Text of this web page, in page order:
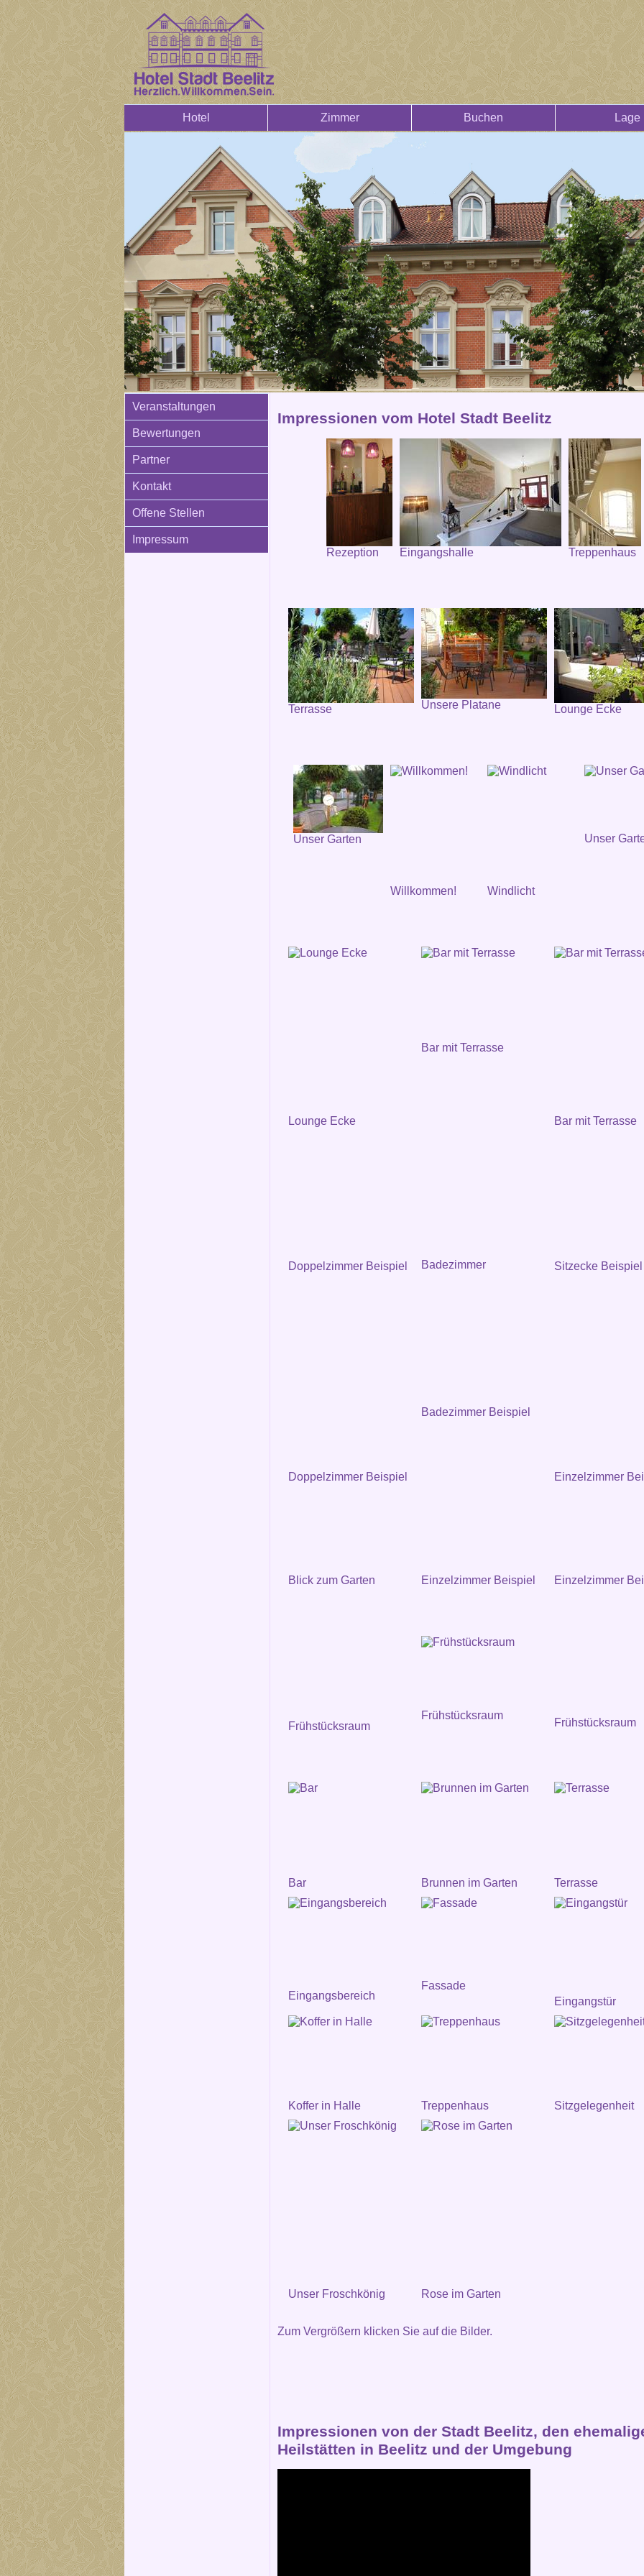
Hotel Zimmer Buchen Lage
Veranstaltungen
Bewertungen
Partner
Kontakt
Offene Stellen
Impressum
Impressionen vom Hotel Stadt Beelitz
Rezeption Eingangshalle Treppenhaus
Terrasse Unsere Platane Lounge Ecke
Unser Garten
Willkommen! Windlicht
Unser
Lounge Ecke
Bar mit Terrasse
Bar mit Terrasse
Doppelzimmer Beispiel Badezimmer Sitzecke Beispiel
Doppelzimmer Beispiel
Badezimmer Beispiel
Einzelzimmer
Blick zum Garten Einzelzimmer Beispiel Einzelzimmer
Frühstücksraum
Frühstücksraum
Frühstücksraum
Bar Brunnen im Garten Terrasse
Eingangsbereich
Fassade
Eingangstür
Koffer in Halle Treppenhaus Sitzgelegenheit
Unser Froschkönig Rose im Garten
Zum Vergrößern klicken Sie auf die Bilder.
Impressionen von der Stadt Beelitz, den
Heilstätten in Beelitz und der Umgebung